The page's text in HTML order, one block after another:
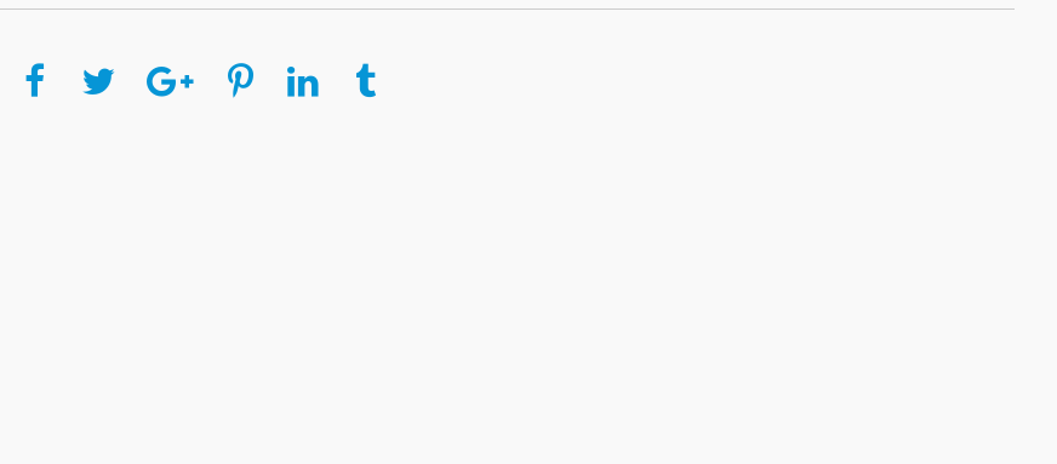
Compartir en Facebook Compartir en Twitter Compartir en Google Plus Compartir en Pinterest Compartir en Linkedin Compartir en Tumblr